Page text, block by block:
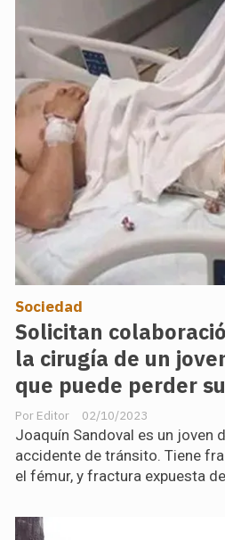
Solicitan
la cirugía de un
que puede perder
Editor
Sociedad
02/10/2023
Joaquín Sandoval es un joven
accidente de tránsito. Tiene
el fémur, y fractura expuesta